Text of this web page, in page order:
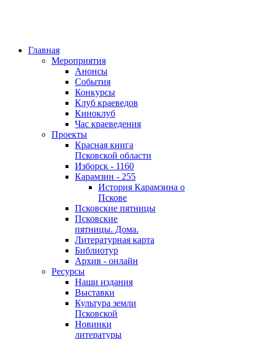
Главная
Мероприятия
Анонсы
События
Конкурсы
Клуб краеведов
Киноклуб
Час краеведения
Проекты
Красная книга
Псковской области
Изборск - 1160
Карамзин - 255
История Карамзина о
Пскове
Псковские пятницы
Псковские
пятницы. Дома.
Литературная карта
Библиотур
Архив - онлайн
Ресурсы
Наши издания
Выставки
Культура земли
Псковской
Новинки
литературы